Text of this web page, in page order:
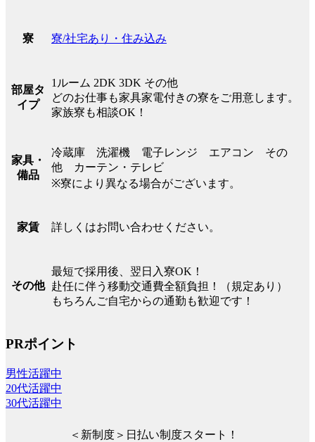
寮 寮/社宅あり・住み込み
部屋タ
イプ
1ルーム 2DK 3DK その他
どのお仕事も家具家電付きの寮をご用意します。
家族寮も相談OK！
家具・
備品
冷蔵庫 洗濯機 電子レンジ エアコン その
他 カーテン・テレビ
※寮により異なる場合がございます。
家賃 詳しくはお問い合わせください。
その他
最短で採用後、翌日入寮OK！
赴任に伴う移動交通費全額負担！（規定あり）
もちろんご自宅からの通勤も歓迎です！
PRポイント
男性活躍中
20代活躍中
30代活躍中
＜新制度＞日払い制度スタート！